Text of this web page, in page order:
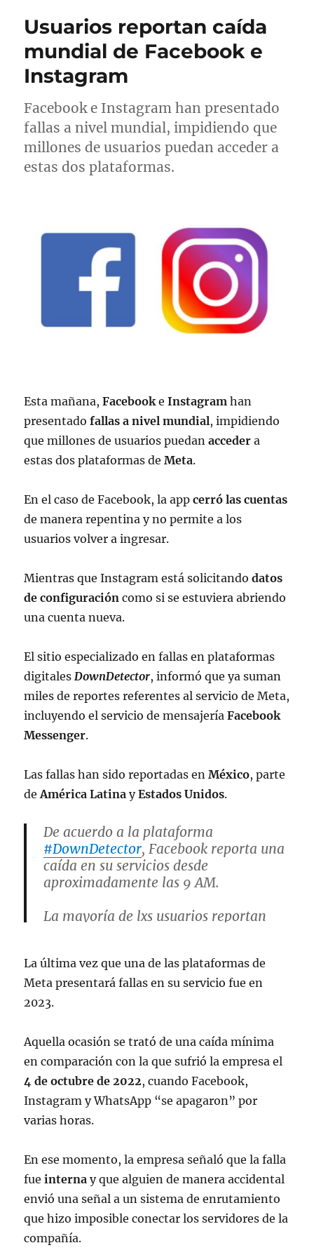
c
a
d
o
e
o
í
e
t
a
Usuarios reportan caída
mundial de Facebook e
Instagram
Facebook e Instagram han presentado
fallas a nivel mundial, impidiendo que
millones de usuarios puedan acceder a
estas dos plataformas.
Esta mañana,FacebookeInstagram han
presentado fallas a nivel mundial, impidiendo
que millones de usuarios puedanaccedera
estas dos plataformas deMeta.
En el caso de Facebook, la appcerró las cuentas
de manera repentina y no permite a los
usuarios volver a ingresar.
Mientras que Instagram está solicitando datos
de configuración como si se estuviera abriendo
una cuenta nueva.
El sitio especializado en fallas en plataformas
digitalesDownDetector, informó que ya suman
miles de reportes referentes al servicio de Meta,
incluyendo el servicio de mensajeríaFacebook
Messenger.
Las fallas han sido reportadas enMéxico, parte
deAmérica LatinayEstados Unidos.
De acuerdo a la plataforma
#DownDetector, Facebook reporta una
caída en su servicios desde
aproximadamente las 9 AM.
La mayoría de lxs usuarios reportan
pic.twitter.com/Y8L8krXpvs
— gayfacts (@gayfacts_)
La última vez que una de las plataformas de
Meta presentará fallas en su servicio fue en
2023.
Aquella ocasión se trató de una caída mínima
en comparación con la que sufrió la empresa el
4 de octubre de 2022, cuando Facebook,
Instagram y WhatsApp “se apagaron” por
varias horas.
En ese momento, la empresa señaló que la falla
fueinterna y que alguien de manera accidental
envió una señal a un sistema de enrutamiento
que hizo imposible conectar los servidores de la
compañía.